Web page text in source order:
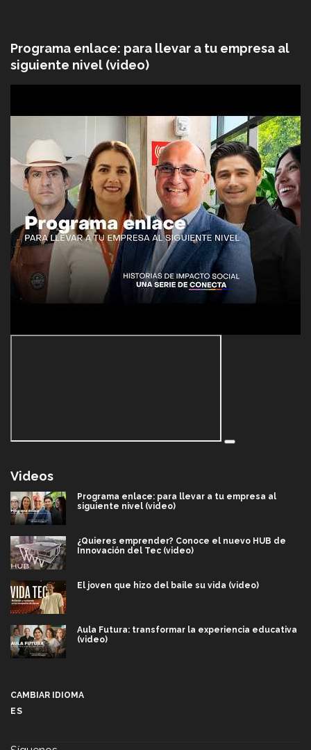
Programa enlace: para llevar a tu empresa al
siguiente nivel (video)
Videos
Programa enlace: para llevar a tu empresa al
siguiente nivel (video)
¿Quieres emprender? Conoce el nuevo HUB de
Innovación del Tec (video)
El joven que hizo del baile su vida (video)
Aula Futura: transformar la experiencia educativa
(video)
CAMBIAR IDIOMA
ES